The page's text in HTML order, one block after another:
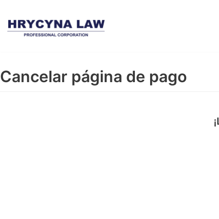
al
contenido
Cancelar página de pago